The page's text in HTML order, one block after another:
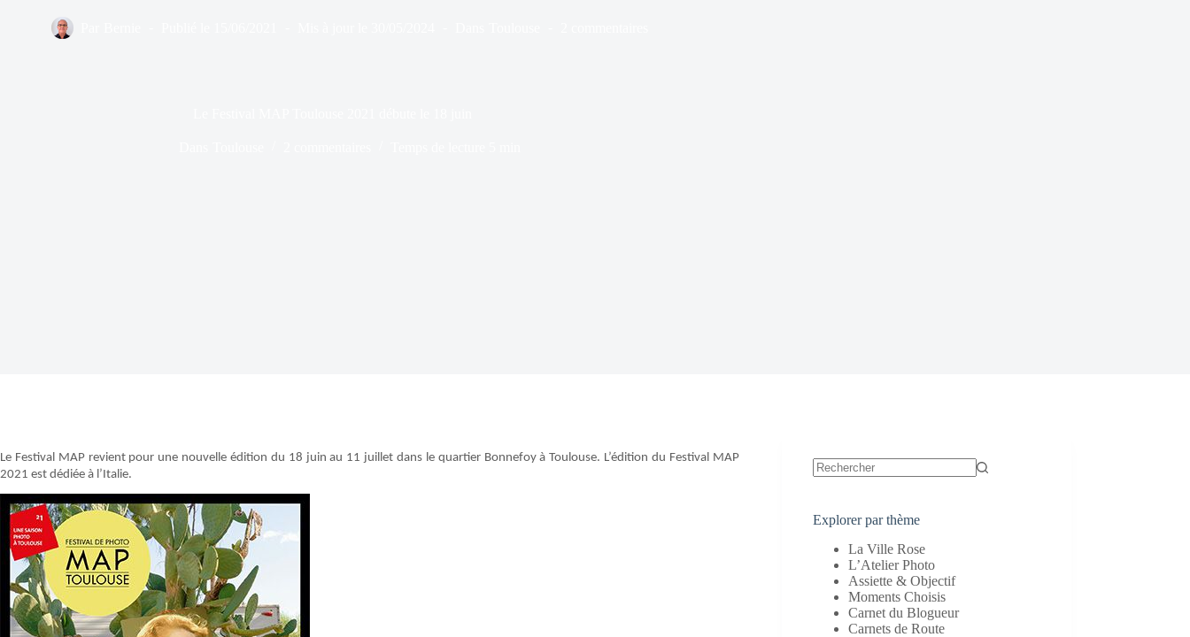
Le Festival MAP revient pour une nouvelle édition du 18 juin au 11 juillet dans le quartier Bonnefoy à Toulouse. L’édition du Festival MAP
2021 est dédiée à l’Italie.
Explorer par thème
La Ville Rose
L’Atelier Photo
Assiette & Objectif
Moments Choisis
Carnet du Blogueur
Carnets de Route